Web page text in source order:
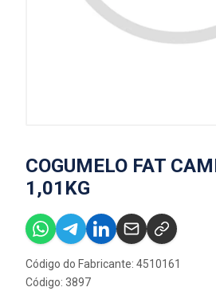
COGUMELO FAT
1,01KG
Código do Fabricante: 4510161
Código: 3897